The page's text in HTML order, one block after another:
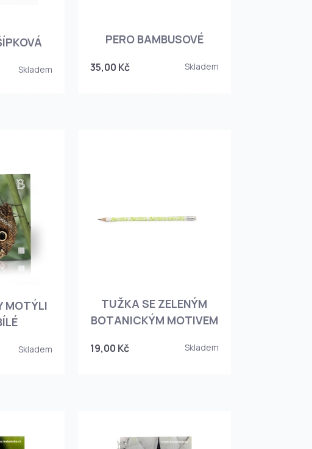
Skladem
PERO BAMBUSOVÉ
35,00 Kč Skladem
MOTÝLI
Skladem
TUŽKA SE ZELENÝM
BOTANICKÝM MOTIVEM
19,00 Kč Skladem